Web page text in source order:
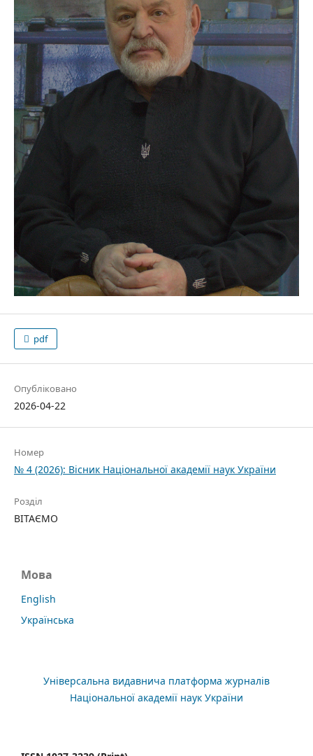
pdf
Опубліковано
2026-04-22
Номер
№ 4 (2026): Вісник Національної академії наук України
Розділ
ВІТАЄМО
Мова
English
Українська
Універсальна видавнича платформа журналів
Національної академії наук України